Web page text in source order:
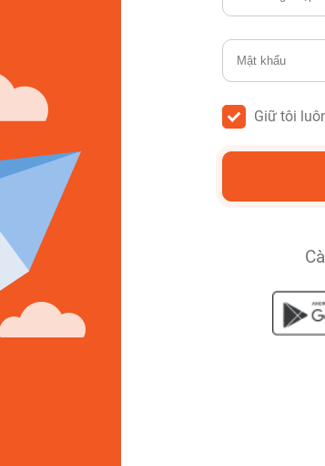
Giữ tôi